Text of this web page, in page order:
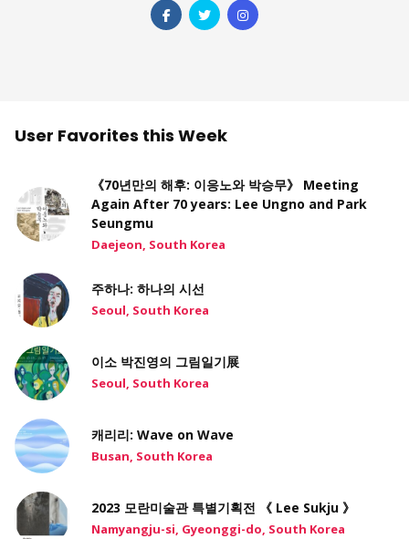
User Favorites this Week
《70년만의 해후: 이응노와 박승무》 Meeting
Again After 70 years: Lee Ungno and Park
Seungmu
Daejeon, South Korea
주하나: 하나의 시선
Seoul, South Korea
이소 박진영의 그림일기展
Seoul, South Korea
캐리리: Wave on Wave
Busan, South Korea
2023 모란미술관 특별기획전 《 Lee Sukju 》
Namyangju-si, Gyeonggi-do, South Korea